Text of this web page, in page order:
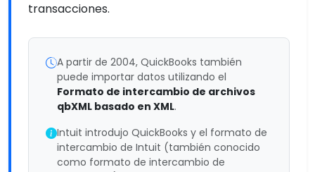
transacciones.
A partir de 2004, QuickBooks también
puede importar datos utilizando el
Formato de intercambio de archivos
qbXML basado en XML.
Intuit introdujo QuickBooks y el formato de
intercambio de Intuit (también conocido
como formato de intercambio de